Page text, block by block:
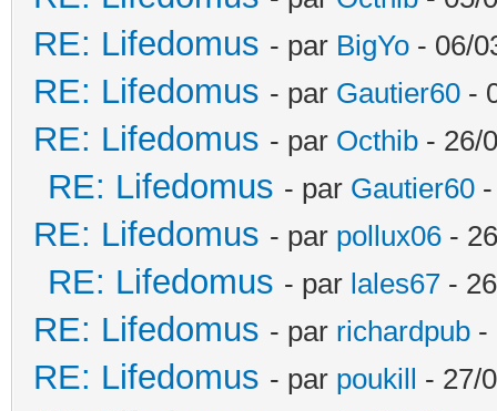
RE: Lifedomus - par BigYo - 06/
RE: Lifedomus - par Gautier60 -
RE: Lifedomus - par Octhib - 26/
RE: Lifedomus - par Gautier60
RE: Lifedomus - par pollux06 -
RE: Lifedomus - par lales67 -
RE: Lifedomus - par richardpub -
RE: Lifedomus - par poukill - 27/